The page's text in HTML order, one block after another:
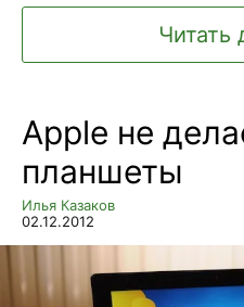
Читать
Apple не
планшеты
Илья Казаков
02.12.2012